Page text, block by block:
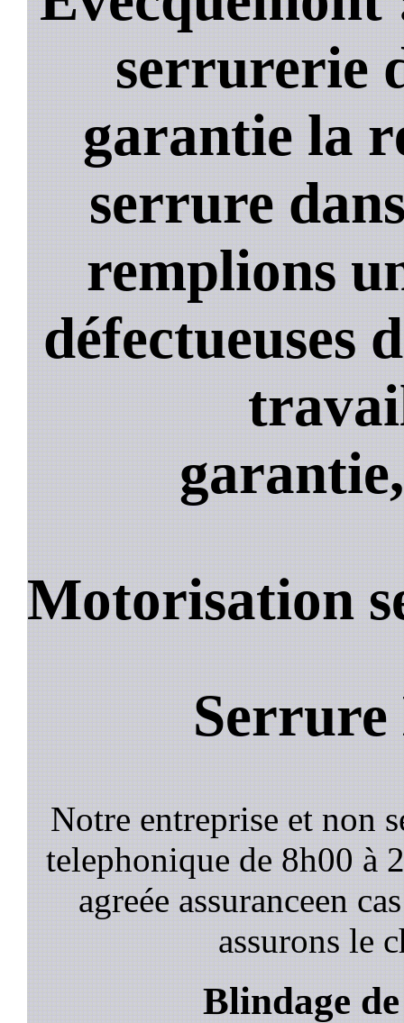
serrurerie
garantie la
serrure
remplions
défectueuses
garantie,
Motorisation
Serrure
Notre entreprise et non
telephonique de 8h00 à
agreée assuranceen
assurons le
Blindage